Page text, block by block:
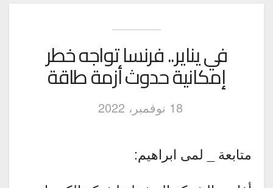
في يناير.. فرنسا تواجه خطر
إمكانية حدوث أزمة طاقة
18 نوفمبر، 2022
متابعة _ لمى ابراهيم: